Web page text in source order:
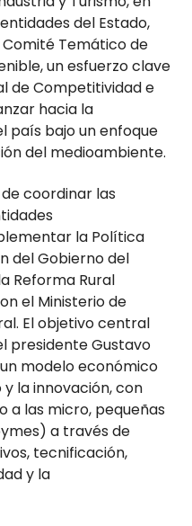
del Estado,
Temático de
un esfuerzo clave
de Competitividad e
hacia la
país bajo un enfoque
del medioambiente.
coordinar las
la Política
del Gobierno del
Reforma Rural
el Ministerio de
El objetivo central
presidente Gustavo
modelo económico
la innovación, con
a las micro, pequeñas
a través de
tecnificación,
y la